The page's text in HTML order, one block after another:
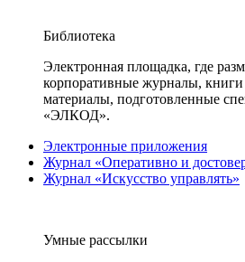
Библиотека
Электронная площадка, где
корпоративные журналы,
материалы, подготовленные
«ЭЛКОД».
Электронные приложения
Журнал «Оперативно и
Журнал «Искусство управлять»
Умные рассылки